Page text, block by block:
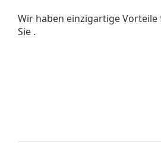
Wir haben einzigartige Vorteile
Sie .